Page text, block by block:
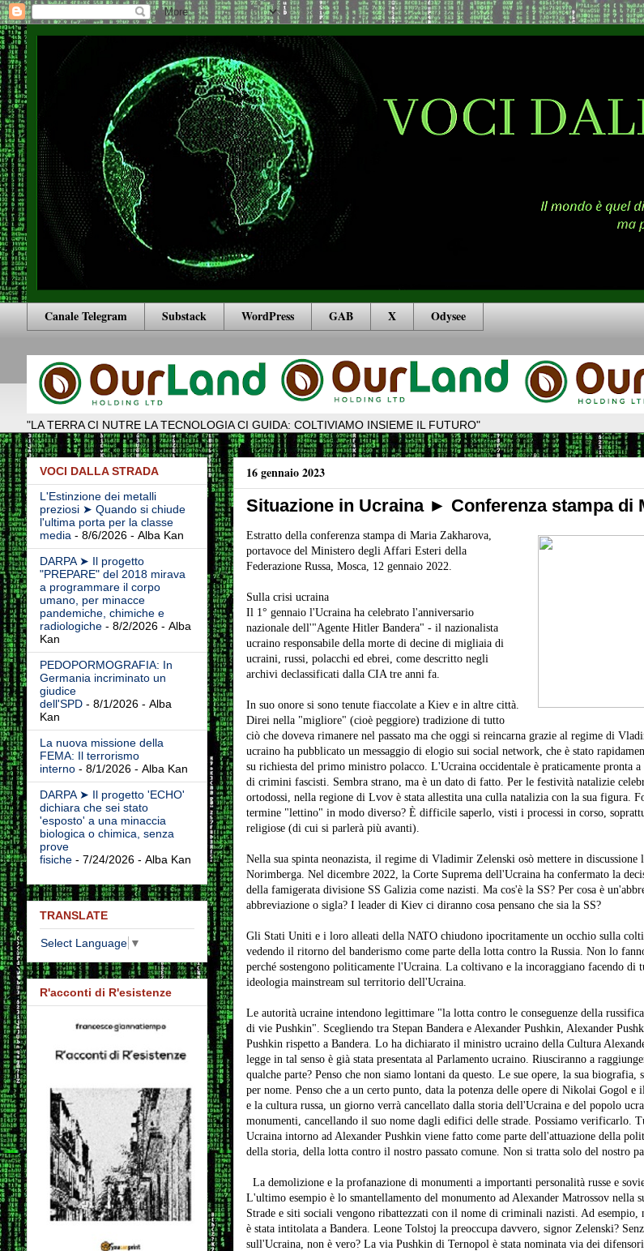
Canale Telegram Substack WordPress GAB X Odysee
"LA TERRA CI NUTRE LA TECNOLOGIA CI GUIDA: COLTIVIAMO INSIEME IL FUTURO"
16 gennaio 2023
Situazione in Ucraina ► Conferenza stampa di
Estratto della conferenza stampa di Maria Zakharova,
portavoce del Ministero degli Affari Esteri della
Federazione Russa, Mosca, 12 gennaio 2022.
Sulla crisi ucraina
Il 1° gennaio l'Ucraina ha celebrato l'anniversario
nazionale dell'"Agente Hitler Bandera" - il nazionalista
ucraino responsabile della morte di decine di migliaia di
ucraini, russi, polacchi ed ebrei, come descritto negli
archivi declassificati dalla CIA tre anni fa.
In suo onore si sono tenute fiaccolate a Kiev e in altre città.
Direi nella "migliore" (cioè peggiore) tradizione di tutto
ciò che doveva rimanere nel passato ma che oggi si reincarna grazie al regime di
ucraino ha pubblicato un messaggio di elogio sui social network, che è stato
su richiesta del primo ministro polacco. L'Ucraina occidentale è praticamente pronta a
di crimini fascisti. Sembra strano, ma è un dato di fatto. Per le festività natalizie
ortodossi, nella regione di Lvov è stata allestita una culla natalizia con la sua figura.
termine "lettino" in modo diverso? È difficile saperlo, visti i processi in corso,
religiose (di cui si parlerà più avanti).
Nella sua spinta neonazista, il regime di Vladimir Zelenski osò mettere in discussione
Norimberga. Nel dicembre 2022, la Corte Suprema dell'Ucraina ha confermato la
della famigerata divisione SS Galizia come nazisti. Ma cos'è la SS? Per cosa è
abbreviazione o sigla? I leader di Kiev ci diranno cosa pensano che sia la SS?
Gli Stati Uniti e i loro alleati della NATO chiudono ipocritamente un occhio sulla
vedendo il ritorno del banderismo come parte della lotta contro la Russia. Non lo
perché sostengono politicamente l'Ucraina. La coltivano e la incoraggiano facendo di
ideologia mainstream sul territorio dell'Ucraina.
Le autorità ucraine intendono legittimare "la lotta contro le conseguenze della
di vie Pushkin". Scegliendo tra Stepan Bandera e Alexander Pushkin, Alexander
Pushkin rispetto a Bandera. Lo ha dichiarato il ministro ucraino della Cultura
legge in tal senso è già stata presentata al Parlamento ucraino. Riusciranno a
qualche parte? Penso che non siamo lontani da questo. Le sue opere, la sua biografia,
per nome. Penso che a un certo punto, data la potenza delle opere di Nikolai Gogol e
e la cultura russa, un giorno verrà cancellato dalla storia dell'Ucraina e del popolo
monumenti, cancellando il suo nome dagli edifici delle strade. Possiamo verificarlo.
Ucraina intorno ad Alexander Pushkin viene fatto come parte dell'attuazione della
della storia, della lotta contro il nostro passato comune. Non si tratta solo del nostro
La demolizione e la profanazione di monumenti a importanti personalità russe e
L'ultimo esempio è lo smantellamento del monumento ad Alexander Matrossov nella
Strade e siti sociali vengono ribattezzati con il nome di criminali nazisti. Ad
è stata intitolata a Bandera. Leone Tolstoj la preoccupa davvero, signor Zelenski?
sull'Ucraina, non è vero? La via Pushkin di Ternopol è stata nominata via dei
VOCI DALLA STRADA
L'Estinzione dei metalli
preziosi ➤ Quando si chiude
l'ultima porta per la classe
media - 8/6/2026- Alba Kan
DARPA ➤ Il progetto
"PREPARE" del 2018 mirava
a programmare il corpo
umano, per minacce
pandemiche, chimiche e
radiologiche- 8/2/2026- Alba
Kan
PEDOPORMOGRAFIA: In
Germania incriminato un
giudice
dell'SPD- 8/1/2026- Alba
Kan
La nuova missione della
FEMA: Il terrorismo
interno- 8/1/2026- Alba Kan
DARPA ➤ Il progetto 'ECHO'
dichiara che sei stato
'esposto' a una minaccia
biologica o chimica, senza
prove
fisiche- 7/24/2026- Alba Kan
TRANSLATE
Select Language ▼
R'acconti di R'esistenze